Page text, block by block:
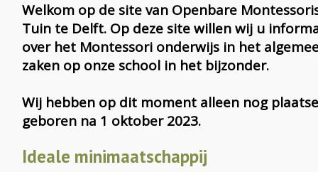
Welkom op de site van Openbare
Tuin te Delft. Op deze site willen wij u
over het Montessori onderwijs in het
zaken op onze school in het bijzonder.
Wij hebben op dit moment alleen nog
geboren na 1 oktober 2023.
Ideale minimaatschappij